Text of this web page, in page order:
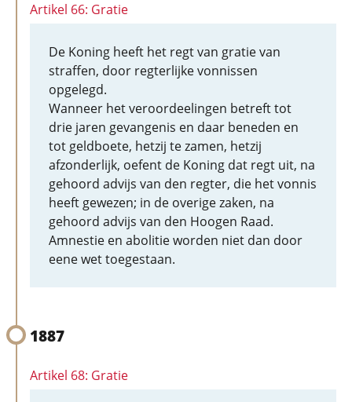
Artikel 66: Gratie
De Koning heeft het regt van gratie van
straffen, door regterlijke vonnissen
opgelegd.
Wanneer het veroordeelingen betreft tot
drie jaren gevangenis en daar beneden en
tot geldboete, hetzij te zamen, hetzij
afzonderlijk, oefent de Koning dat regt uit, na
gehoord advijs van den regter, die het vonnis
heeft gewezen; in de overige zaken, na
gehoord advijs van den Hoogen Raad.
Amnestie en abolitie worden niet dan door
eene wet toegestaan.
1887
Artikel 68: Gratie